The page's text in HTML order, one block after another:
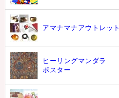
アマナマナアウトレット
ヒーリングマンダラ
ポスター